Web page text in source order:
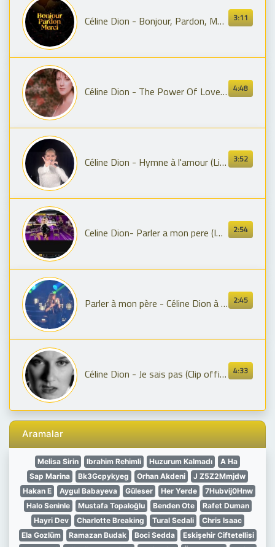
3:11
Céline Dion - Bonjour, Pardon, Merci (Vidéo officielle)
4:48
Céline Dion - The Power Of Love (Official Remastered HD Video)
3:52
Céline Dion - Hymne à l'amour (Live aux Jeux Olympiques de Paris 2024 / Live from the Olympic Games
2:54
Celine Dion- Parler a mon pere (IMVU)
2:45
Parler à mon père - Céline Dion à Paris Bercy le 29/11/13
4:33
Céline Dion - Je sais pas (Clip officiel)
Aramalar
Melisa Sirin Ibrahim Rehimli Huzurum Kalmadı
A Ha
Sap Marina
Bk3Gcpykyeg Orhan Akdeni
J Z5Z2Mmjdw
Hakan E
Aygul Babayeva Güleser Her Yerde
7Hubvij0Hnw
Halo Seninle
Mustafa Topaloğlu Benden Ote
Rafet Duman
Hayri Dev
Charlotte Breaking Tural Sedali
Chris Isaac
Ela Gozlüm
Ramazan Budak Boci Sedda
Eskişehir Ciftetellisi